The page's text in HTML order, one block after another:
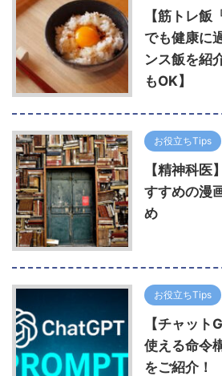
【筋トレ飯
でも健康に
ンス飯を紹
もOK】
お役立ちTips
【精神科医
すすめの漫
め
お役立ちTips
【チャッ
使える命令
をご紹介！